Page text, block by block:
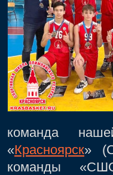
команда
«Красноярск»
команды